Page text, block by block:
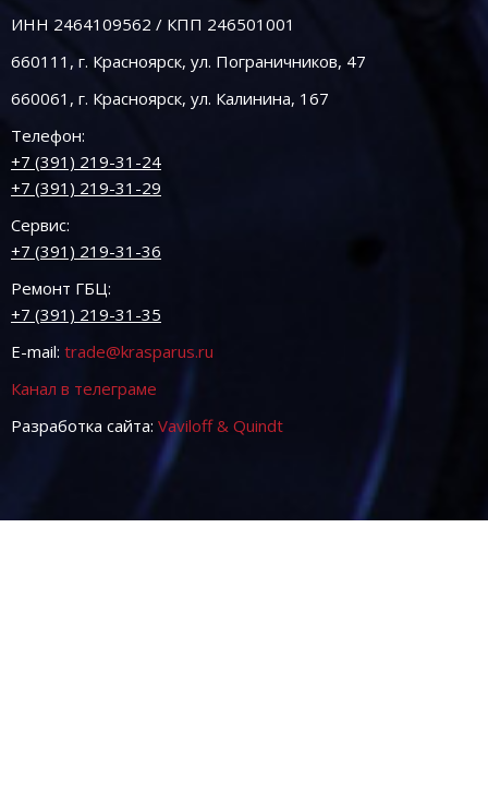
ИНН 2464109562 / КПП 246501001
660111, г. Красноярск, ул. Пограничников, 47
660061, г. Красноярск, ул. Калинина, 167
Телефон:
+7 (391) 219-31-24
+7 (391) 219-31-29
Сервис:
+7 (391) 219-31-36
Ремонт ГБЦ:
+7 (391) 219-31-35
E-mail: trade@krasparus.ru
Канал в телеграме
Разработка сайта: Vaviloff & Quindt